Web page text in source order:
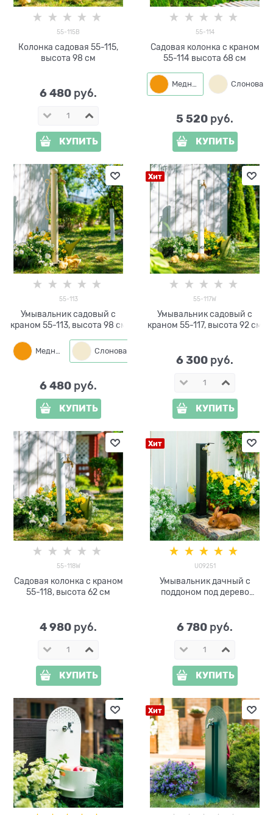
55-115B
Колонка садовая 55-115,
высота 98 см
6 480 руб.
КУПИТЬ
55-114
Садовая колонка с краном
55-114 высота 68 см
Медный
5 520 руб.
КУПИТЬ
55-113
Умывальник садовый с
краном 55-113, высота 98 см
Медный
6 480 руб.
КУПИТЬ
Хит
55-117W
Умывальник садовый с
краном 55-117, высота 92 см
6 300 руб.
КУПИТЬ
55-118W
Садовая колонка с краном
55-118, высота 62 см
4 980 руб.
КУПИТЬ
Хит
U09251
Умывальник дачный с
поддоном под дерево
6 780 руб.
КУПИТЬ
Хит